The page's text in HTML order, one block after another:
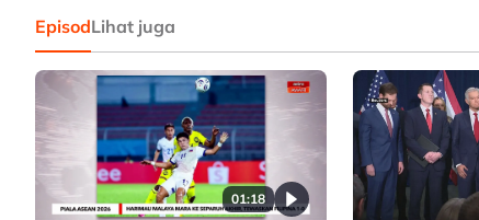
EpisodLihat juga
01:18